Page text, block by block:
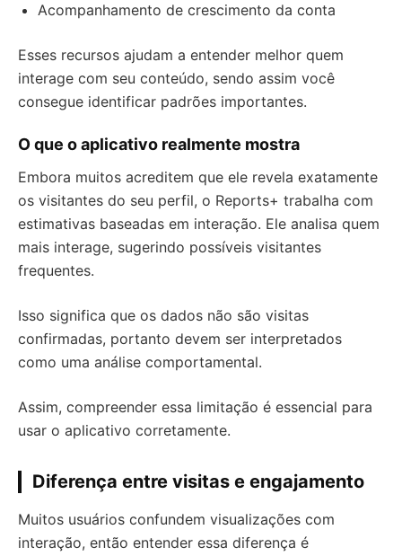
Acompanhamento de crescimento da conta
Esses recursos ajudam a entender melhor quem
interage com seu conteúdo, sendo assim você
consegue identificar padrões importantes.
O que o aplicativo realmente mostra
Embora muitos acreditem que ele revela exatamente
os visitantes do seu perfil, o Reports+ trabalha com
estimativas baseadas em interação. Ele analisa quem
mais interage, sugerindo possíveis visitantes
frequentes.
Isso significa que os dados não são visitas
confirmadas, portanto devem ser interpretados
como uma análise comportamental.
Assim, compreender essa limitação é essencial para
usar o aplicativo corretamente.
Diferença entre visitas e engajamento
Muitos usuários confundem visualizações com
interação, então entender essa diferença é